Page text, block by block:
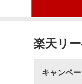
楽天リ
キャンペ